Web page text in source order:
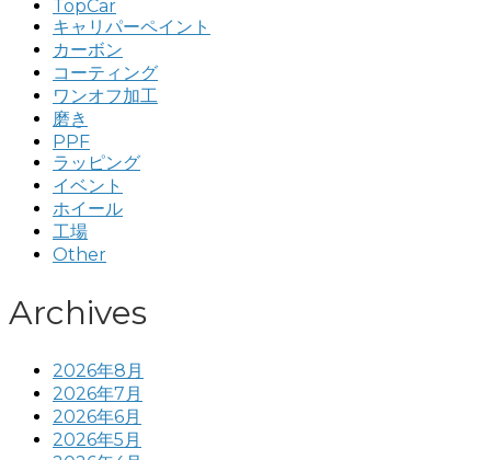
TopCar
キャリパーペイント
カーボン
コーティング
ワンオフ加工
磨き
PPF
ラッピング
イベント
ホイール
工場
Other
Archives
2026年8月
2026年7月
2026年6月
2026年5月